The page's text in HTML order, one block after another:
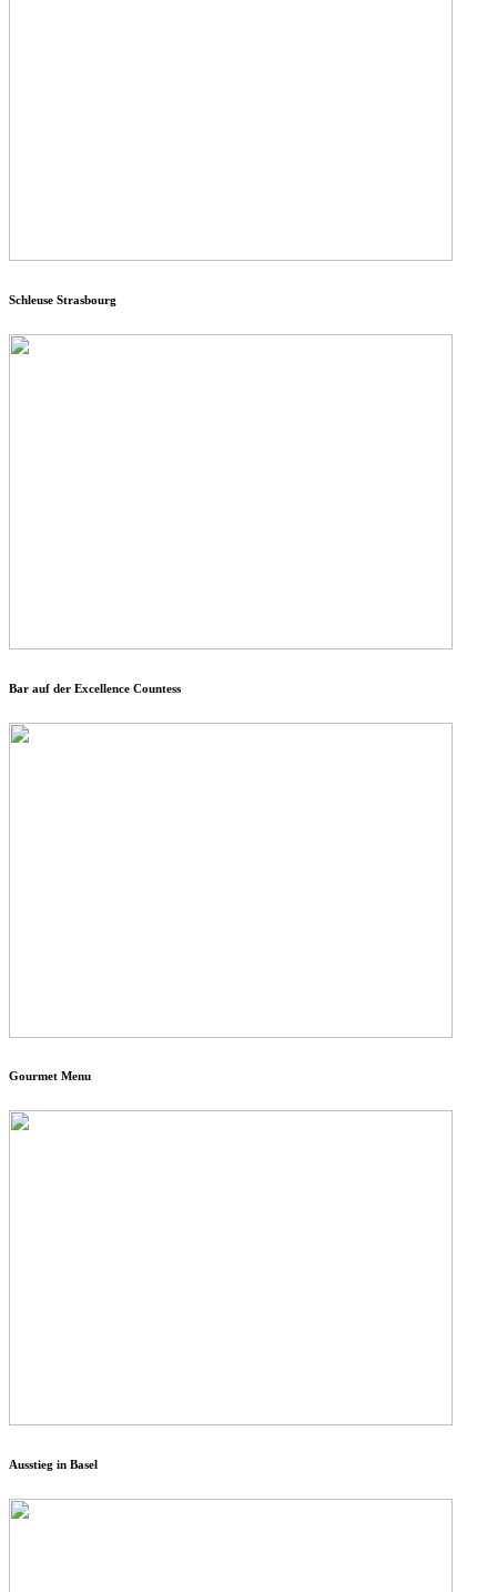
Schleuse Strasbourg
Bar auf der Excellence Countess
Gourmet Menu
Ausstieg in Basel